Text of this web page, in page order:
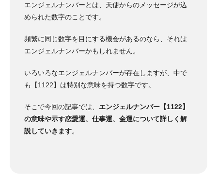
エンジェルナンバーとは、天使からのメッセージが込
められた数字のことです。
頻繁に同じ数字を目にする機会があるのなら、それは
エンジェルナンバーかもしれません。
いろいろなエンジェルナンバーが存在しますが、中で
も【1122】は特別な意味を持つ数字です。
そこで今回の記事では、 エンジェルナンバー【1122】
の意味や示す恋愛運、仕事運、金運について詳しく解
説していきます。